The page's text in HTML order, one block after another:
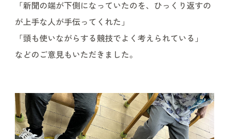
「新聞の端が下側になっていたのを、ひっくり返すの
が上手な人が手伝ってくれた」
「頭も使いながらする競技でよく考えられている」
などのご意見もいただきました。